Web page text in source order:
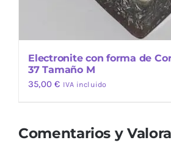
Electronite con forma de
37 Tamaño M
35,00€ IVA incluido
Comentarios y